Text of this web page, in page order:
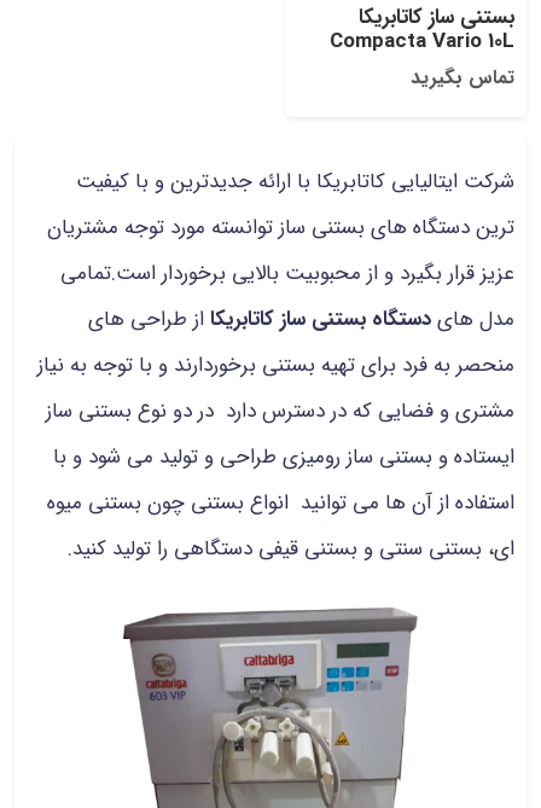
بستنی ساز کاتابریکا
Compacta Vario 10L
تماس بگیرید
شرکت ایتالیایی کاتابریکا با ارائه جدیدترین و با کیفیت
ترین دستگاه های بستنی ساز توانسته مورد توجه مشتریان
عزیز قرار بگیرد و از محبوبیت بالایی برخوردار است.تمامی
مدل هایدستگاه بستنی ساز کاتابریکااز طراحی های
منحصر به فرد برای تهیه بستنی برخوردارند و با توجه به نیاز
مشتری و فضایی که در دسترس دارد در دو نوع بستنی ساز
ایستاده و بستنی ساز رومیزی طراحی و تولید می شود و با
استفاده از آن ها می توانید انواع بستنی چون بستنی میوه
ای، بستنی سنتی و بستنی قیفی دستگاهی را تولید کنید.